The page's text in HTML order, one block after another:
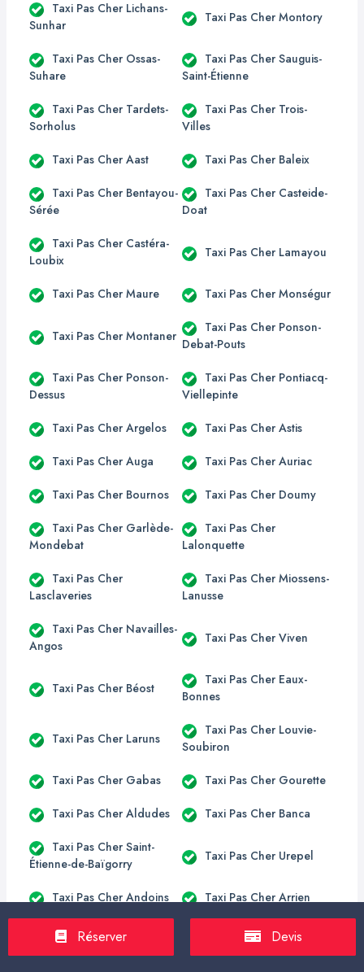
Taxi Pas Cher Lichans-
Sunhar
Taxi Pas Cher Montory
Taxi Pas Cher Ossas-
Suhare
Taxi Pas Cher Sauguis-
Saint-Étienne
Taxi Pas Cher Tardets-
Sorholus
Taxi Pas Cher Trois-
Villes
Taxi Pas Cher Aast Taxi Pas Cher Baleix
Taxi Pas Cher Bentayou-
Sérée
Taxi Pas Cher Casteide-
Doat
Taxi Pas Cher Castéra-
Loubix
Taxi Pas Cher Lamayou
Taxi Pas Cher Maure Taxi Pas Cher Monségur
Taxi Pas Cher Montaner
Taxi Pas Cher Ponson-
Debat-Pouts
Taxi Pas Cher Ponson-
Dessus
Taxi Pas Cher Pontiacq-
Viellepinte
Taxi Pas Cher Argelos Taxi Pas Cher Astis
Taxi Pas Cher Auga Taxi Pas Cher Auriac
Taxi Pas Cher Bournos Taxi Pas Cher Doumy
Taxi Pas Cher Garlède-
Mondebat
Taxi Pas Cher
Lalonquette
Taxi Pas Cher
Lasclaveries
Taxi Pas Cher Miossens-
Lanusse
Taxi Pas Cher Navailles-
Angos
Taxi Pas Cher Viven
Taxi Pas Cher Béost
Taxi Pas Cher Eaux-
Bonnes
Taxi Pas Cher Laruns
Taxi Pas Cher Louvie-
Soubiron
Taxi Pas Cher Gabas Taxi Pas Cher Gourette
Taxi Pas Cher Aldudes Taxi Pas Cher Banca
Taxi Pas Cher Saint-
Étienne-de-Baïgorry
Taxi Pas Cher Urepel
Taxi Pas Cher Andoins Taxi Pas Cher Arrien
Taxi Pas Cher
Artigueloutan
Taxi Pas Cher
Réserver Devis